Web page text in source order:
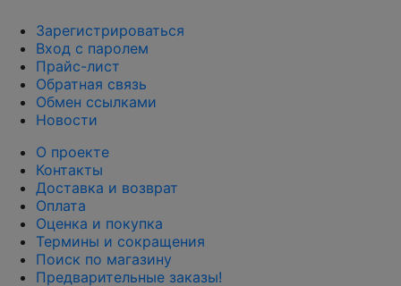
Зарегистрироваться
Вход с паролем
Прайс-лист
Обратная связь
Обмен ссылками
Новости
О проекте
Контакты
Доставка и возврат
Оплата
Оценка и покупка
Термины и сокращения
Поиск по магазину
Предварительные заказы!